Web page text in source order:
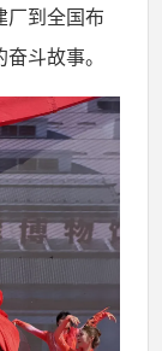
厂到全国布
斗故事。